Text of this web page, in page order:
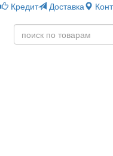
Кредит Доставка